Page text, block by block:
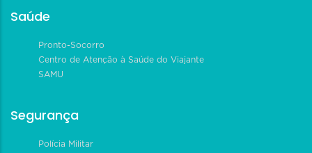
Saúde
Pronto-Socorro
Centro de Atenção à Saúde do Viajante
SAMU
Segurança
Polícia Militar